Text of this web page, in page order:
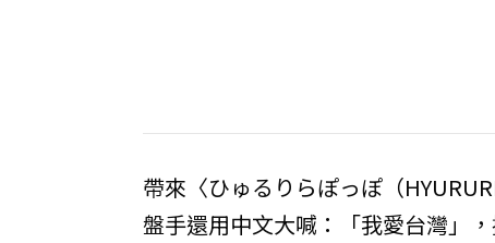
帶來〈ひゅるりらぽっぽ（
盤手還用中文大喊：「我愛台灣」